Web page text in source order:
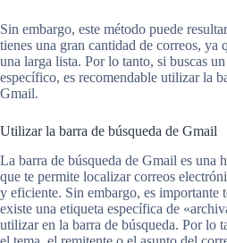
Sin embargo, este método puede
tienes una gran cantidad de correos, ya
una larga lista. Por lo tanto, si buscas
específico, es recomendable utilizar la
Gmail.
Utilizar la barra de búsqueda de Gmail
La barra de búsqueda de Gmail es una
que te permite localizar correos
y eficiente. Sin embargo, es importante
existe una etiqueta específica de
utilizar en la barra de búsqueda. Por lo